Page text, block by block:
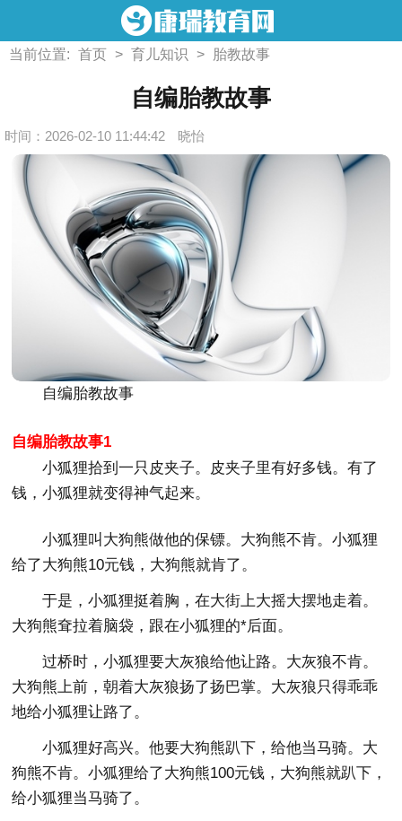
当前位置: 首页 > 育儿知识 > 胎教故事
自编胎教故事
时间：2026-02-10 11:44:42 晓怡
自编胎教故事
自编胎教故事1
小狐狸拾到一只皮夹子。皮夹子里有好多钱。有了
钱，小狐狸就变得神气起来。
小狐狸叫大狗熊做他的保镖。大狗熊不肯。小狐狸
给了大狗熊10元钱，大狗熊就肯了。
于是，小狐狸挺着胸，在大街上大摇大摆地走着。
大狗熊耷拉着脑袋，跟在小狐狸的*后面。
过桥时，小狐狸要大灰狼给他让路。大灰狼不肯。
大狗熊上前，朝着大灰狼扬了扬巴掌。大灰狼只得乖乖
地给小狐狸让路了。
小狐狸好高兴。他要大狗熊趴下，给他当马骑。大
狗熊不肯。小狐狸给了大狗熊100元钱，大狗熊就趴下，
给小狐狸当马骑了。